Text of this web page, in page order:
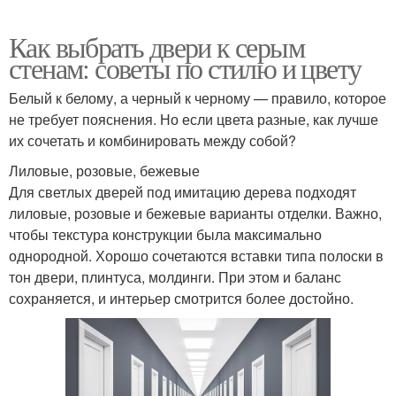
Как выбрать двери к серым
стенам: советы по стилю и цвету
Белый к белому, а черный к черному — правило, которое
не требует пояснения. Но если цвета разные, как лучше
их сочетать и комбинировать между собой?
Лиловые, розовые, бежевые
Для светлых дверей под имитацию дерева подходят
лиловые, розовые и бежевые варианты отделки. Важно,
чтобы текстура конструкции была максимально
однородной. Хорошо сочетаются вставки типа полоски в
тон двери, плинтуса, молдинги. При этом и баланс
сохраняется, и интерьер смотрится более достойно.